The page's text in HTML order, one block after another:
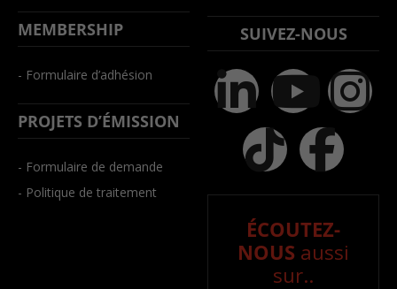
MEMBERSHIP
- Formulaire d’adhésion
PROJETS D’ÉMISSION
- Formulaire de demande
- Politique de traitement
SUIVEZ-NOUS
ÉCOUTEZ-
NOUS aussi
sur..